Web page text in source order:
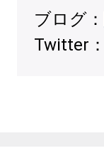
ブログ：
Twitter：